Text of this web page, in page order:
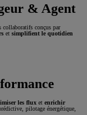
& Agent
collaboratifs conçus par
et simplifient le quotidien
les flux et enrichir
pilotage énergétique,